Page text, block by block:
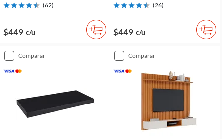
(62)
$449 c/u
(26)
$449 c/u
comparar comparar